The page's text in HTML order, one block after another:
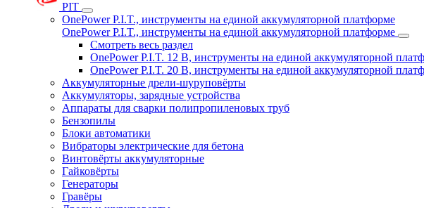
PIT
OnePower P.I.T., инструменты на единой аккумуляторной платформе
OnePower P.I.T., инструменты на единой аккумуляторной платформе
Смотреть весь раздел
OnePower P.I.T. 12 В, инструменты на единой аккумуляторной
OnePower P.I.T. 20 В, инструменты на единой аккумуляторной
Аккумуляторные дрели-шуруповёрты
Аккумуляторы, зарядные устройства
Аппараты для сварки полипропиленовых труб
Бензопилы
Блоки автоматики
Вибраторы электрические для бетона
Винтовёрты аккумуляторные
Гайковёрты
Генераторы
Гравёры